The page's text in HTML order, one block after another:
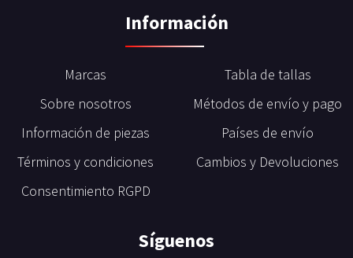
Información
Marcas
Sobre nosotros
Información de piezas
Términos y condiciones
Consentimiento RGPD
Tabla de tallas
Métodos de envío y pago
Países de envío
Cambios y Devoluciones
Síguenos